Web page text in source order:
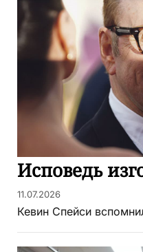
Исповедь
11.07.2026
Кевин Спейси